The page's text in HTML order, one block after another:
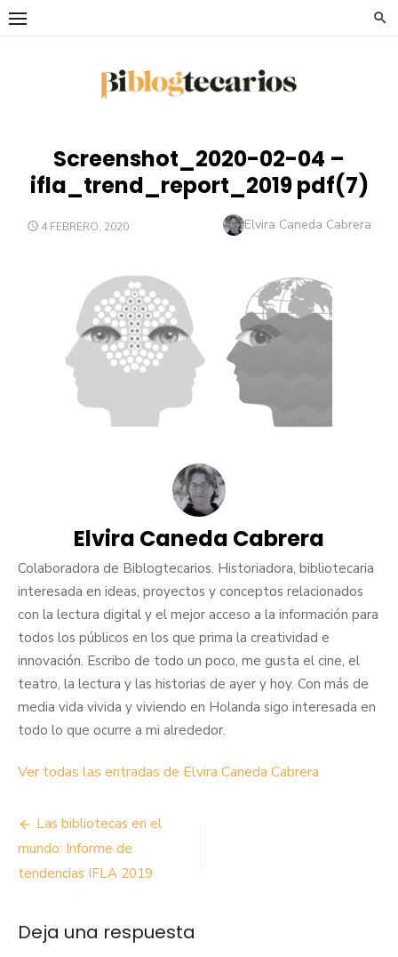
Saltar
Screenshot_2020-02-04 –
ifla_trend_report_2019 pdf(7)
PUBLICADO
4 FEBRERO, 2020 Autor
Elvira Caneda Cabrera
Elvira Caneda Cabrera
Colaboradora de Biblogtecarios. Historiadora, bibliotecaria
interesada en ideas, proyectos y conceptos relacionados
con la lectura digital y el mejor acceso a la información para
todos los públicos en los que prima la creatividad e
innovación. Escribo de todo un poco, me gusta el cine, el
teatro, la lectura y las historias de ayer y hoy. Con más de
media vida vivida y viviendo en Holanda sigo interesada en
todo lo que ocurre a mi alrededor.
Ver todas las entradas de Elvira Caneda Cabrera
Navegación
de
entradas
Las bibliotecas en el
mundo: Informe de
tendencias IFLA 2019
Deja una respuesta